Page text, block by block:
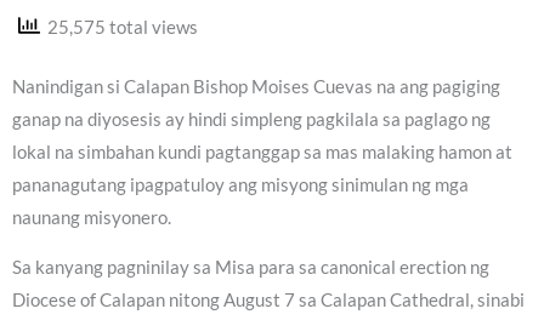
25,575 total views
Nanindigan si Calapan Bishop Moises Cuevas na ang pagiging
ganap na diyosesis ay hindi simpleng pagkilala sa paglago ng
lokal na simbahan kundi pagtanggap sa mas malaking hamon at
pananagutang ipagpatuloy ang misyong sinimulan ng mga
naunang misyonero.
Sa kanyang pagninilay sa Misa para sa canonical erection ng
Diocese of Calapan nitong August 7 sa Calapan Cathedral, sinabi